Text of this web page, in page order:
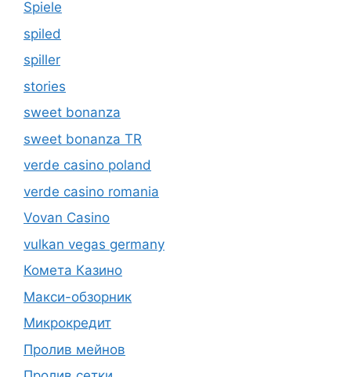
Spiele
spiled
spiller
stories
sweet bonanza
sweet bonanza TR
verde casino poland
verde casino romania
Vovan Casino
vulkan vegas germany
Комета Казино
Макси-обзорник
Микрокредит
Пролив мейнов